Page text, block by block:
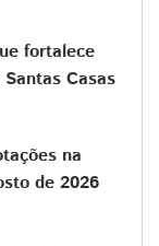
fortalece
Casas
na
de 2026